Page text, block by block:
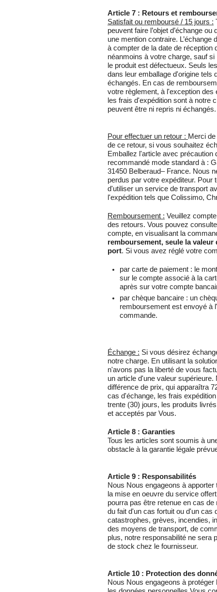
Article 7 : Retours et
Satisfait ou remboursé / 15 jours :
peuvent faire l’objet d’échange
une mention contraire.
à compter de la date de réception
néanmoins à votre charge, sauf
le produit est défectueux. Seuls
dans leur emballage d'origine tels
échangés. En cas de
votre règlement, à l'exception
les frais d'expédition sont à notre
peuvent être ni repris ni échangés.
Pour effectuer un retour : Merci
de ce retour, si vous souhaitez
Emballez l'article avec précaution
recommandé mode standard à :
31450 Belberaud– France. Nous
perdus par votre expéditeur. Pour
d'utiliser un service de transport
l'expédition tels que Colissimo,
Remboursement : Veuillez
des retours. Vous pouvez
compte, en visualisant la
remboursement, seule la
port. Si vous avez réglé votre
par carte de paiement : le
sur le compte associé à la
après sur votre compte
par chèque bancaire : un
remboursement est envoyé à
commande.
Échange : Si vous désirez
notre charge. En utilisant la
n'avons pas la liberté de vous
un article d'une valeur
différence de prix, qui apparaîtra
cas d'échange, les frais
trente (30) jours, les produits
et acceptés par Vous.
Article 8 : Garanties
Tous les articles sont soumis à
obstacle à la garantie légale
Article 9 : Responsabilités
Nous Nous engageons à
la mise en oeuvre du service
pourra pas être retenue en cas
du fait d'un cas fortuit ou d'un cas
catastrophes, grèves, incendies,
des moyens de transport, de
plus, notre responsabilité ne sera
de stock chez le fournisseur.
Article 10 : Protection des
Nous Nous engageons à